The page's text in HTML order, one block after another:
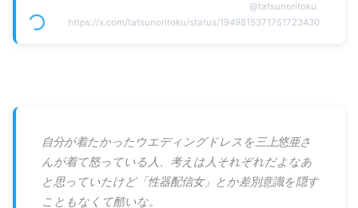
@tatsunoritoku
https://x.com/tatsunoritoku/status/1949815371751723430
自分が着たかったウエディングドレスを三上悠亜さ
んが着て怒っている人、考えは人それぞれだよなあ
と思っていたけど「性器配信女」とか差別意識を隠す
こともなくて酷いな。